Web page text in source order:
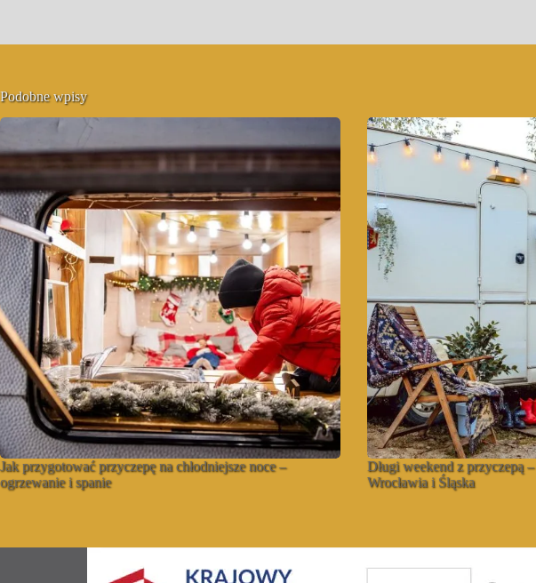
Podobne wpisy
Jak przygotować przyczepę na chłodniejsze noce –
ogrzewanie i spanie
Długi weekend z przyczepą
Wrocławia i Śląska